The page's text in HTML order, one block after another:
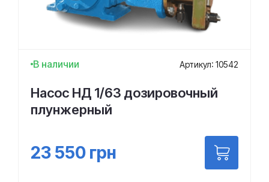
В наличии Артикул: 10542
Насос НД 1/63 дозировочный
плунжерный
23 550 грн